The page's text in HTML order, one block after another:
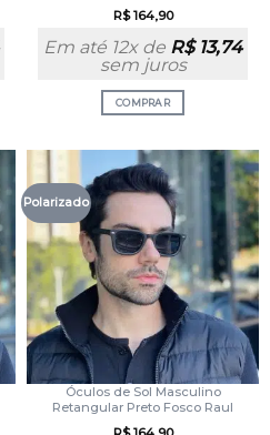
R$164,90
Em até 12x de R$13,74
sem juros
COMPRAR
Polarizado
Óculos de Sol Masculino
Retangular Preto Fosco Raul